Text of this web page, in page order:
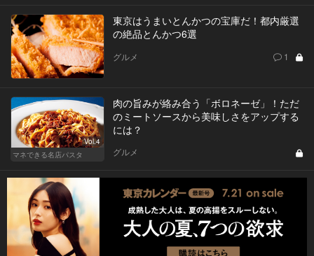
東京はうまいとんかつの宝庫だ！都内厳選
の絶品とんかつ6選
グルメ 1
Vol.4
マネできる名店パスタ
肉の旨みが絡み合う「ボロネーゼ」！ただ
のミートソースから美味しさをアップする
には？
グルメ